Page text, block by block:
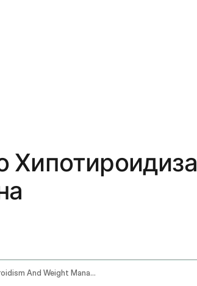
Diet Plans For Hypothyroidism And Weight Management